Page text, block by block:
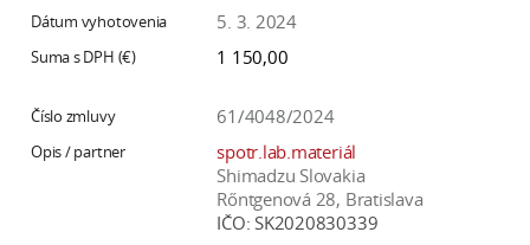
5. 3. 2024
1 150,00
61/4048/2024
spotr.lab.materiál
Shimadzu Slovakia
Rőntgenová 28, Bratislava
IČO: SK2020830339